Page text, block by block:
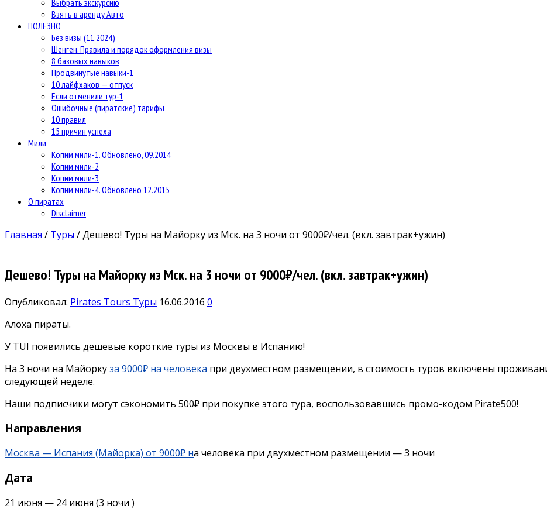
Взять в аренду Авто
ПОЛЕЗНО
Без визы (11.2024)
Шенген. Правила и порядок оформления визы
8 базовых навыков
Продвинутые навыки-1
10 лайфхаков — отпуск
Если отменили тур-1
Ошибочные (пиратские) тарифы
10 правил
15 причин успеха
Мили
Копим мили-1. Обновлено, 09.2014
Копим мили-2
Копим мили-3
Копим мили-4. Обновлено 12.2015
О пиратах
Disclaimer
Главная / Туры /Дешево! Туры на Майорку из Мск. на 3 ночи от 9000₽/чел. (вкл. завтрак+ужин)
Дешево! Туры на Майорку из Мск. на 3 ночи от 9000₽/чел. (вкл. завтрак+ужин)
Опубликовал: Pirates Tours Туры 16.06.2016 0
Алоха пираты.
У TUI появились дешевые короткие туры из Москвы в Испанию!
На 3 ночи на Майоркуза 9000₽ на человека при двухместном размещении, в стоимость туров включены
следующей неделе.
Наши подписчики могут сэкономить 500₽ при покупке этого тура, воспользовавшись промо-кодом Pirate500!
Направления
Москва — Испания (Майорка) от 9000₽ на человека при двухместном размещении — 3 ночи
Дата
21 июня — 24 июня (3 ночи )